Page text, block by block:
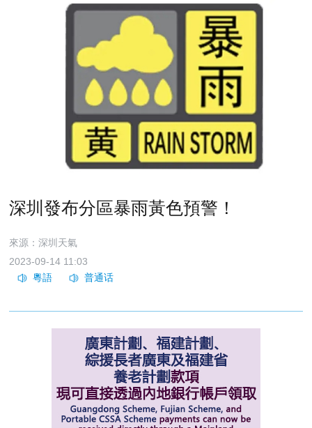
深圳發布分區暴雨黃色預警！
來源：深圳天氣
2023-09-14 11:03